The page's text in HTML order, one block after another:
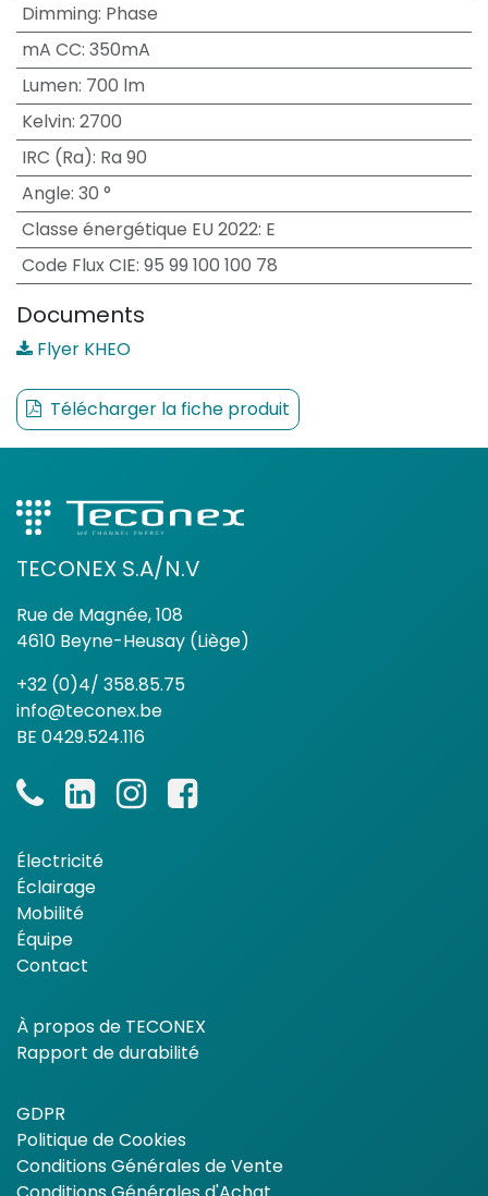
Dimming: Phase
mA CC: 350mA
Lumen: 700 lm
Kelvin: 2700
IRC (Ra): Ra 90
Angle: 30 °
Classe énergétique EU 2022: E
Code Flux CIE: 95 99 100 100 78
Documents
Flyer KHEO
Télécharger la fiche produit
TECONEX S.A/N.V
Rue de Magnée, 108
4610 Beyne-Heusay (Liège)
+32 (0)4/ 358.85.75
info@teconex.be
BE 0429.524.116
Électricité
Éclairage
Mobilité
Équipe
Contact
À propos de TECONEX
Rapport de durabilité
GDPR
Politique de Cookies
Conditions Générales de Vente